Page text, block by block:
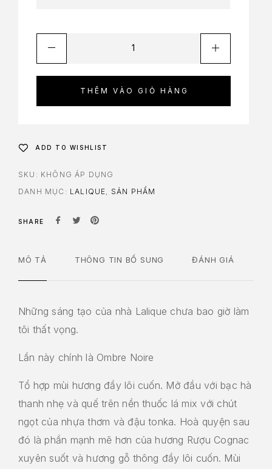
THÊM VÀO GIỎ HÀNG
ADD TO WISHLIST
SKU: KHÔNG ÁP DỤNG
DANH MỤC: LALIQUE SẢN PHẨM
SHARE
MÔ TẢ THÔNG TIN BỔ SUNG ĐÁNH GIÁ
Những sáng tạo của nhà Lalique chưa bao giờ làm
tôi thất vọng.
Lần này chính là Ombre Noire
Tổ hợp mùi hương đầy lôi cuốn. Mở đầu với bạc hà
thanh nhẹ và quế trên nền thuốc lá mix với chút
ngọt của nhựa thơm và đậu tonka. Hoà quyện sau
đó là phần mạnh mẽ hơn của hương Rượu Cognac
xuyên suốt và hương gỗ thông đầy lôi cuốn. Mùi